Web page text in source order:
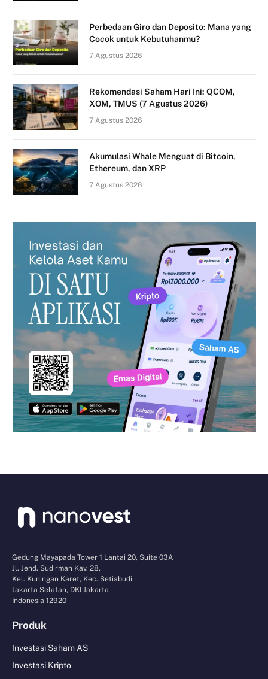
Perbedaan Giro dan Deposito: Mana yang
Cocok untuk Kebutuhanmu?
7 Agustus 2026
Rekomendasi Saham Hari Ini: QCOM,
XOM, TMUS (7 Agustus 2026)
7 Agustus 2026
Akumulasi Whale Menguat di Bitcoin,
Ethereum, dan XRP
7 Agustus 2026
Gedung Mayapada Tower 1 Lantai 20, Suite 03A
Jl. Jend. Sudirman Kav. 28,
Kel. Kuningan Karet, Kec. Setiabudi
Jakarta Selatan, DKI Jakarta
Indonesia 12920
Produk
Investasi Saham AS
Investasi Kripto